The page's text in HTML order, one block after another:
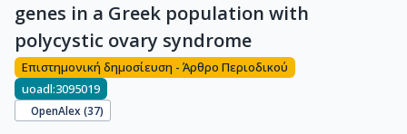
genes in a Greek population with
polycystic ovary syndrome
Επιστημονική δημοσίευση - Άρθρο Περιοδικού
uoadl:3095019
OpenAlex (37)